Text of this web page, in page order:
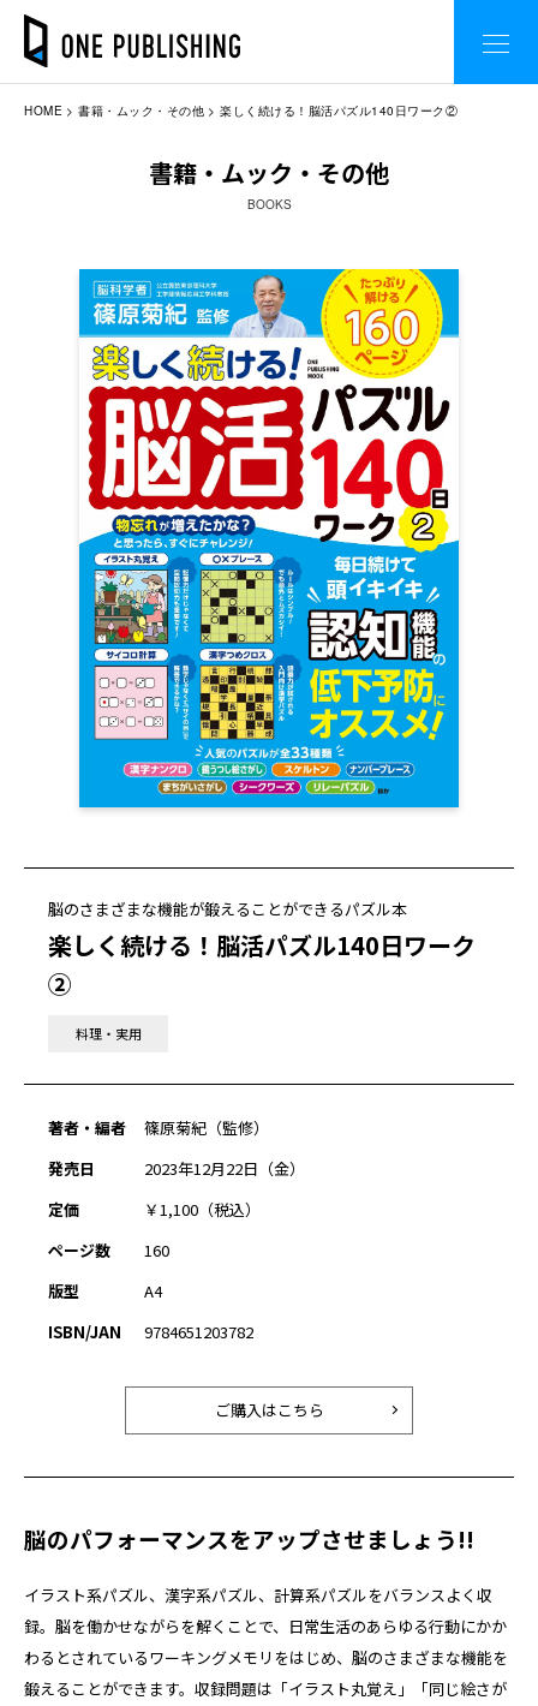
HOME 書籍・ムック・その他 楽しく続ける！脳活パズル140日ワーク②
書籍・ムック・その他
BOOKS
脳のさまざまな機能が鍛えることができるパズル本
楽しく続ける！脳活パズル140日ワーク
②
料理・実用
著者・編者
篠原菊紀（監修）
発売日
2023年12月22日（金）
定価
￥1,100（税込）
ページ数
160
版型
A4
ISBN/JAN
9784651203782
ご購入はこちら
脳のパフォーマンスをアップさせましょう!!
イラスト系パズル、漢字系パズル、計算系パズルをバランスよく収
録。脳を働かせながらを解くことで、日常生活のあらゆる行動にかか
わるとされているワーキングメモリをはじめ、脳のさまざまな機能を
鍛えることができます。収録問題は「イラスト丸覚え」「同じ絵さが